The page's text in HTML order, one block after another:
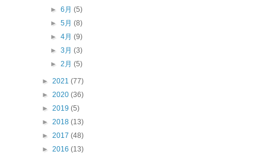
►6月(5)
►5月(8)
►4月(9)
►3月(3)
►2月(5)
► 2021 (77)
► 2020 (36)
► 2019 (5)
► 2018 (13)
► 2017 (48)
► 2016 (13)